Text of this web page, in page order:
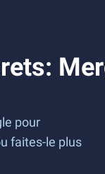
pour
faites-le plus